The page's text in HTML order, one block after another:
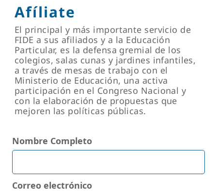
Afíliate
El principal y más importante servicio de
FIDE a sus afiliados y a la Educación
Particular, es la defensa gremial de los
colegios, salas cunas y jardines infantiles,
a través de mesas de trabajo con el
Ministerio de Educación, una activa
participación en el Congreso Nacional y
con la elaboración de propuestas que
mejoren las políticas públicas.
Nombre Completo
Correo electrónico